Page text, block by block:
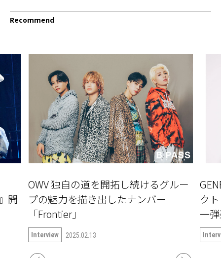
Recommend
開
OWV 独自の道を開拓し続けるグルー
プの魅力を描き出したナンバー
「Frontier」
Interview 2025.02.13
ク
一
語る